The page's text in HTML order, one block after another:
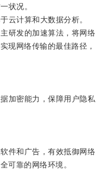
状况。
计算和大数据分析。
发的加速算法，将网络
现网络传输的最佳路径，
密能力，保障用户隐私
和广告，有效抵御网络
可靠的网络环境。